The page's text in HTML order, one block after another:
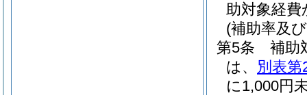
助対象経
(補助率及
第5条
補助
は、 別表第
に1,000円